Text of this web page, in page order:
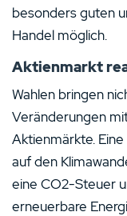
besonders guten
Handel möglich.
Aktienmarkt
Wahlen bringen
Veränderungen
Aktienmärkte.
auf den
eine CO2-Steuer
erneuerbare